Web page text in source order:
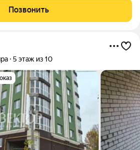
вашему вниманию светлую и уютную
на
Позвонить
5 этаж из 10